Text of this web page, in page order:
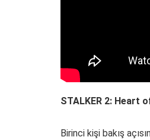
STALKER 2: Heart
Birinci kişi bakış